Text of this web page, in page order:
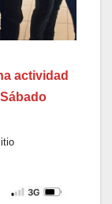
actividad